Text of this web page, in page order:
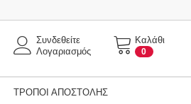
Καλάθι
0
Συνδεθείτε
Λογαριασμός
ΤΡΌΠΟΙ ΑΠΟΣΤΟΛΉΣ